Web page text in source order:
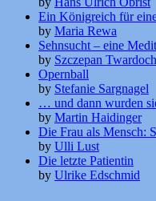
Ein Königreich für
by Maria Rewa
Sehnsucht – eine
by Szczepan Twardoch
Opernball
by Stefanie Sargnagel
… und dann wurden
by Martin Haidinger
Die Frau als Mensch:
by Ulli Lust
Die letzte Patientin
by Ulrike Edschmid